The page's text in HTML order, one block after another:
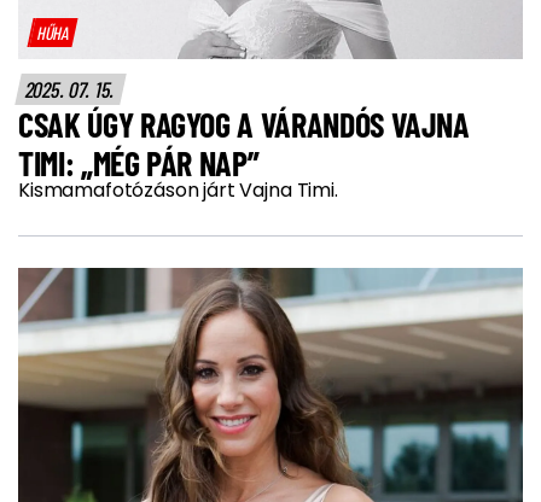
HŰHA
2025. 07. 15.
CSAK ÚGY RAGYOG A VÁRANDÓS VAJNA
TIMI: „MÉG PÁR NAP”
Kismamafotózáson járt Vajna Timi.